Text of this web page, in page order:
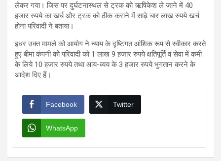
लेकर गया। जिस पर दुर्घटनास्थल से ट्रक को ऋषिकेश ले जाने में 40
हजार रुपये का खर्च और ट्रक को ठीक कराने में साढ़े चार लाख रुपये खर्च
होना परिवादी ने बताया।
इधर उक्त मामले को आयोग ने न्याय के दृष्टिगत आंशिक रूप से स्वीकार करते
हुए बीमा कंपनी को परिवादी को 1 लाख 9 हजार रुपये क्षतिपूर्ति व सेवा में कमी
के लिये 10 हजार रुपये तथा आय-व्यय के 3 हजार रुपये भुगतान करने के
आदेश दिए हैं।
Facebook Twitter
WhatsApp